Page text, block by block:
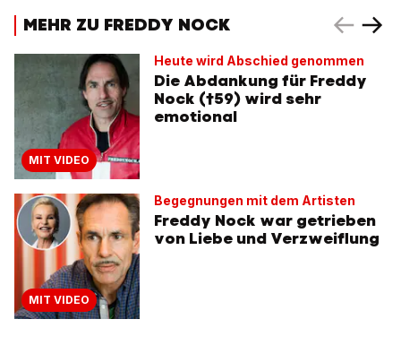
MEHR ZU FREDDY NOCK
MIT VIDEO
Heute wird Abschied genommen
Die Abdankung für Freddy
Nock (†59) wird sehr
emotional
MIT VIDEO
Begegnungen mit dem Artisten
Freddy Nock war getrieben
von Liebe und Verzweiflung